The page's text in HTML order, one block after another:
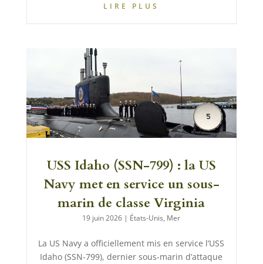
LIRE PLUS
USS Idaho (SSN-799) : la US
Navy met en service un sous-
marin de classe Virginia
19 juin 2026 | États-Unis, Mer
La US Navy a officiellement mis en service l’USS
Idaho (SSN-799), dernier sous-marin d’attaque